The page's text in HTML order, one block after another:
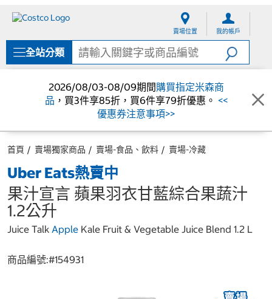
單
賣場位置 我的帳戶
全站分類
2026/08/03-08/09期間購買指定米森商
品 ，買3件享85折，買6件享79折優惠。 <<
優惠券注意事項>>
首頁 賣場獨家商品 賣場-食品、飲料 賣場-冷藏
Uber Eats熱賣中
果汁宣言 蘋果羽衣甘藍綜合果蔬汁
1.2公升
Juice Talk Apple Kale Fruit & Vegetable Juice Blend 1.2 L
商品編號:#154931